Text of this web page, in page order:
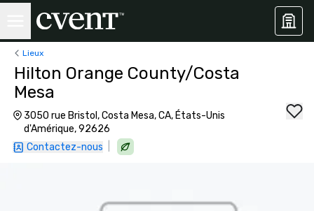
Lieux
Hilton Orange County/Costa
Mesa
3050 rue Bristol, Costa Mesa, CA, États-Unis
d'Amérique, 92626
Contactez-nous